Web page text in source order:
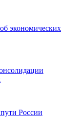
экономических
России